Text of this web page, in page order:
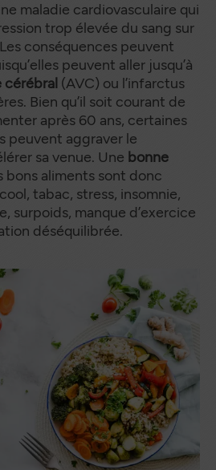
maladie cardiovasculaire qui
trop élevée du sang sur
conséquences peuvent
peuvent aller jusqu’à
(AVC) ou l’infarctus
Bien qu’il soit courant de
après 60 ans, certaines
peuvent aggraver le
sa venue. Une bonne
bons aliments sont donc
tabac, stress, insomnie,
surpoids, manque d’exercice
déséquilibrée.